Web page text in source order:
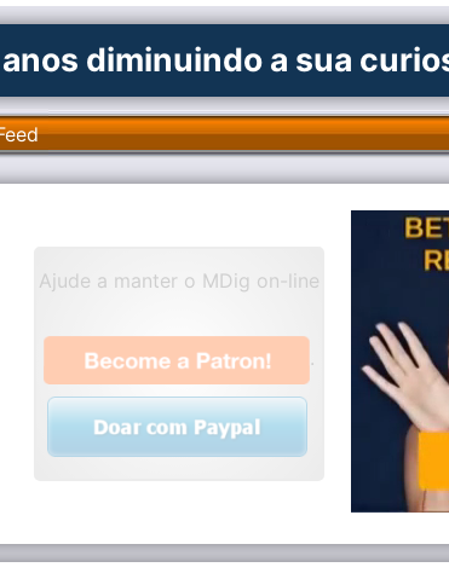
diminuindo a sua
Ajude a manter o MDig on-line
.